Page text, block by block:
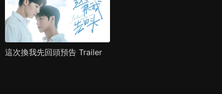
這次換我先回頭預告 Trailer